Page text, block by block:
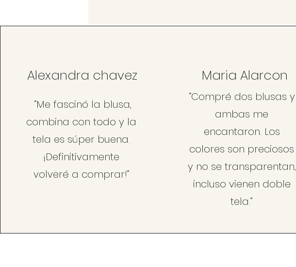
Alexandra chavez
“Me fascinó la blusa,
combina con todo y la
tela es súper buena.
¡Definitivamente
volveré a comprar!”
Maria Alarcon
“Compré dos blusas y
ambas me
encantaron. Los
colores son preciosos
y no se transparentan,
incluso vienen doble
tela.”